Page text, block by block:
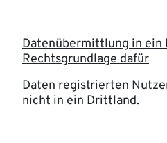
Datenübermittlung in ein
Rechtsgrundlage dafür
Daten registrierten
nicht in ein Drittland.